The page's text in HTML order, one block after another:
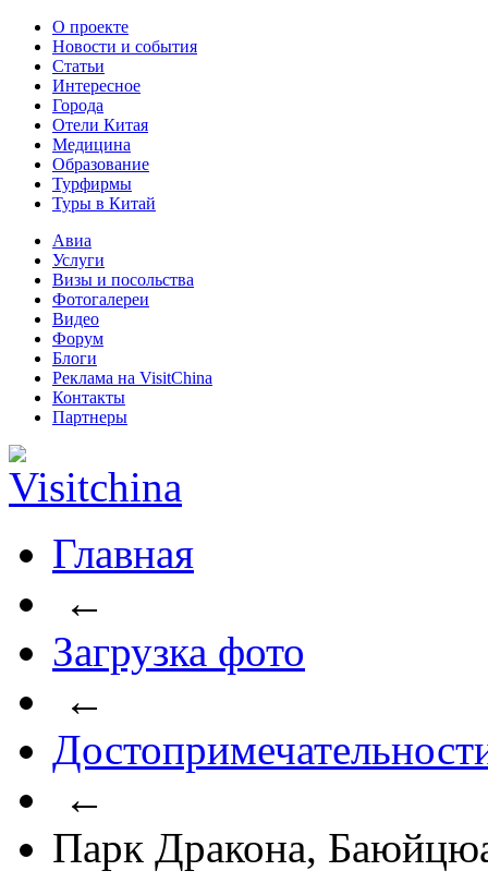
О проекте
Новости и события
Статьи
Интересное
Города
Отели Китая
Медицина
Образование
Турфирмы
Туры в Китай
Авиа
Услуги
Визы и посольства
Фотогалереи
Видео
Форум
Блоги
Реклама на VisitChina
Контакты
Партнеры
Главная
←
Загрузка фото
←
←
Парк Дракона,